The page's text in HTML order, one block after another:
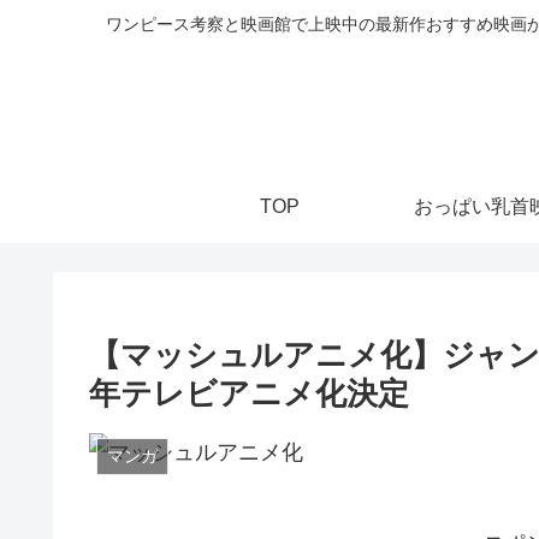
ワンピース考察と映画館で上映中の最新作おすすめ映
TOP おっぱい乳首
【マッシュルアニメ化】ジャ
年テレビアニメ化決定
マンガ